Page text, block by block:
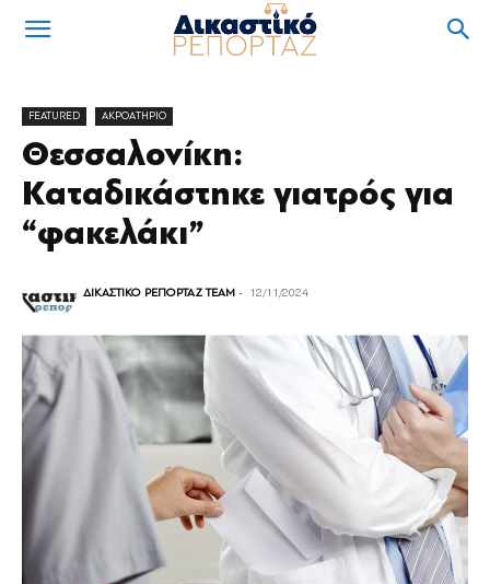
FEATURED ΑΚΡΟΑΤΗΡΙΟ
Θεσσαλονίκη:
Καταδικάστηκε γιατρός για
“φακελάκι”
ΔΙΚΑΣΤΙΚΟ ΡΕΠΟΡΤΑΖ TEAM - 12/11/2024